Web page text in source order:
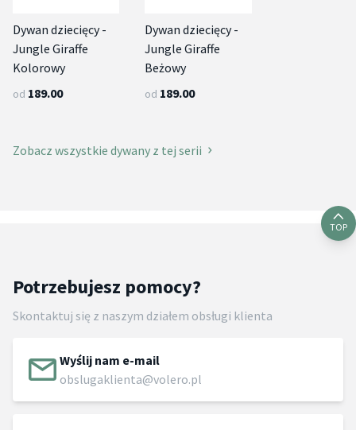
Dywan dziecięcy -
Jungle Giraffe
Kolorowy
od 189.00
Dywan dziecięcy -
Jungle Giraffe
Beżowy
od 189.00
Zobacz wszystkie dywany z tej serii
TOP
Potrzebujesz pomocy?
Skontaktuj się z naszym działem obsługi klienta
Wyślij nam e-mail
obslugaklienta@volero.pl